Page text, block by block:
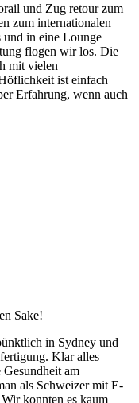
und Zug retour zum
zum internationalen
in eine Lounge
flogen wir los. Die
mit vielen
ist einfach
Erfahrung, wenn auch
Sake!
in Sydney und
Klar alles
am
als Schweizer mit E-
konnten es kaum